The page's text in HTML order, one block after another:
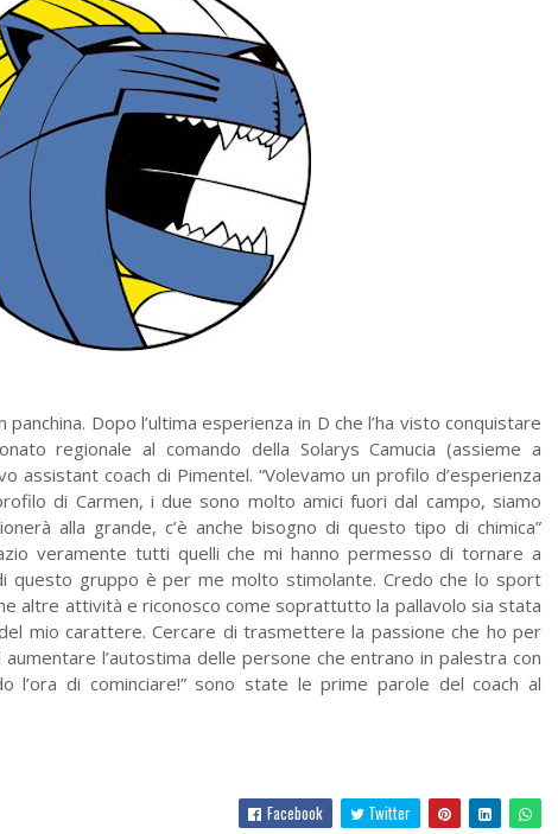
Dopo l’ultima esperienza in D che l’ha visto conquistare
regionale al comando della Solarys Camucia (assieme a
assistant coach di Pimentel. “Volevamo un profilo d’esperienza
di Carmen, i due sono molto amici fuori dal campo, siamo
alla grande, c’è anche bisogno di questo tipo di chimica”
veramente tutti quelli che mi hanno permesso di tornare a
questo gruppo è per me molto stimolante. Credo che lo sport
altre attività e riconosco come soprattutto la pallavolo sia stata
mio carattere. Cercare di trasmettere la passione che ho per
l’autostima delle persone che entrano in palestra con
l’ora di cominciare!” sono state le prime parole del coach al
Facebook Twitter